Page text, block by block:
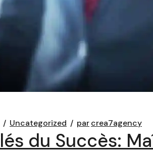
Uncategorized parcrea7agency
du Succès: